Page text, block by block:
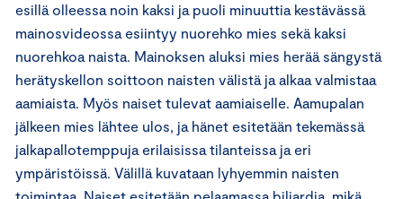
esillä olleessa noin kaksi ja puoli minuuttia kestävässä
mainosvideossa esiintyy nuorehko mies sekä kaksi
nuorehkoa naista. Mainoksen aluksi mies herää sängystä
herätyskellon soittoon naisten välistä ja alkaa valmistaa
aamiaista. Myös naiset tulevat aamiaiselle. Aamupalan
jälkeen mies lähtee ulos, ja hänet esitetään tekemässä
jalkapallotemppuja erilaisissa tilanteissa ja eri
ympäristöissä. Välillä kuvataan lyhyemmin naisten